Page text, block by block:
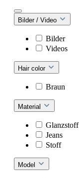
Bilder / Video
Bilder
Videos
Hair color
Braun
Material
Glanzstoff
Jeans
Stoff
Model